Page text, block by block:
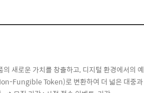
새로운 가치를 창출하고, 디지털 환경에서의 예
Fungible Token)로 변환하여 더 넓은 대중과